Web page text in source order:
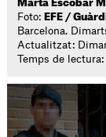
Marta Escobar
Foto: EFE /
Barcelona.
Actualitzat:
Temps de